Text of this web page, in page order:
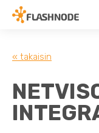
« takaisin